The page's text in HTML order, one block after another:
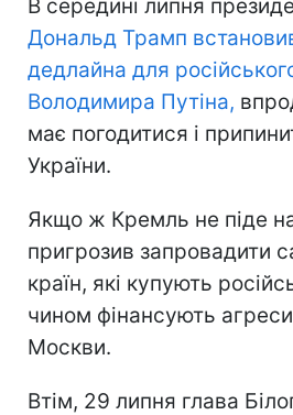
В середині липня
Дональд Трамп
дедлайна для
Володимира Путіна,
має погодитися і
України.
Якщо ж Кремль не піде
пригрозив запровадити
країн, які купують
чином фінансують
Москви.
Втім, 29 липня глава